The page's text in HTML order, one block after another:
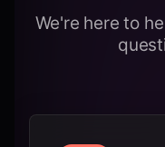
We're here to